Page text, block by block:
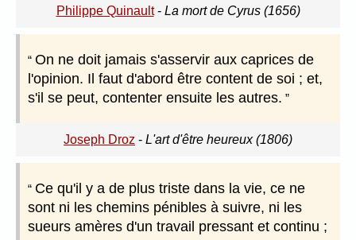
Philippe Quinault- La mort de Cyrus (1656)
On ne doit jamais s'asservir aux caprices de
l'opinion. Il faut d'abord être content de soi ; et,
s'il se peut, contenter ensuite les autres.
Joseph Droz - L'art d'être heureux (1806)
Ce qu'il y a de plus triste dans la vie, ce ne
sont ni les chemins pénibles à suivre, ni les
sueurs amères d'un travail pressant et continu ;